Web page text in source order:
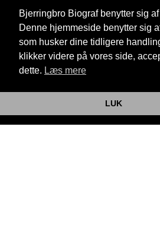
Bjerringbro Biograf benytter sig
Denne hjemmeside benytter sig
som husker dine tidligere
klikker videre på vores side,
dette. Læs mere
LUK
Telefon:35 11 59 59
Email: info@bjerringbrobiograf.dk
Cookie- og privatlivspolitik